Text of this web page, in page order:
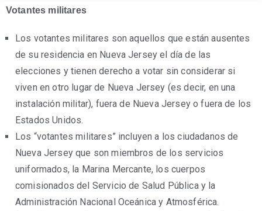
Votantes militares
Los votantes militares son aquellos que están ausentes
de su residencia en Nueva Jersey el día de las
elecciones y tienen derecho a votar sin considerar si
viven en otro lugar de Nueva Jersey (es decir, en una
instalación militar), fuera de Nueva Jersey o fuera de los
Estados Unidos.
Los “votantes militares” incluyen a los ciudadanos de
Nueva Jersey que son miembros de los servicios
uniformados, la Marina Mercante, los cuerpos
comisionados del Servicio de Salud Pública y la
Administración Nacional Oceánica y Atmosférica.